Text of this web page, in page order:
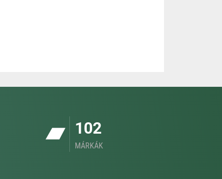
102
MÁRKÁK